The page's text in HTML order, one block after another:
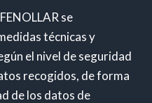
se
técnicas y
el nivel de seguridad
recogidos, de forma
de los datos de